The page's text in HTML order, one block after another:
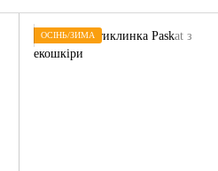
ОСІНЬ/ЗИМА